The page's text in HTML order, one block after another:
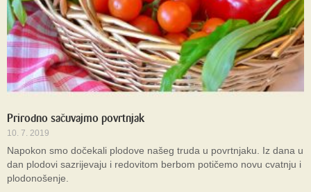
Prirodno sačuvajmo povrtnjak
10. 7. 2019
Napokon smo dočekali plodove našeg truda u povrtnjaku. Iz dana u
dan plodovi sazrijevaju i redovitom berbom potičemo novu cvatnju i
plodonošenje.